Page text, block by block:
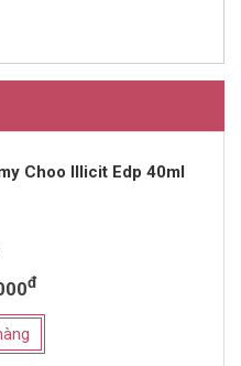
Choo Illicit Edp 40ml
đ